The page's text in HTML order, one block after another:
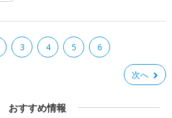
3 4 5 6
次へ
おすすめ情報